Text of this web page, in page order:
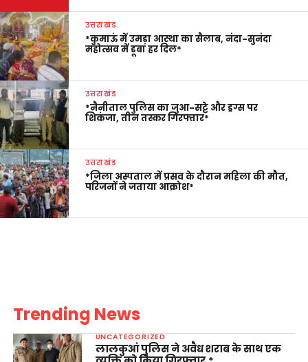
उत्तराखंड
*कुमाऊं में उमड़ा आस्था का सैलाब, नंदा-सुनंदा
महोत्सव में डूबा हर दिल*
उत्तराखंड
*नैनीताल पुलिस का जुआ-सट्टे और ड्रग्स पर
शिकंजा, तीन तस्कर गिरफ्तार*
उत्तराखंड
*जिला अस्पताल में प्रसव के दौरान महिला की मौत,
परिजनों ने जताया आक्रोश*
Trending News
UNCATEGORIZED
लालकुआं पुलिस ने अवैध शराब के साथ एक